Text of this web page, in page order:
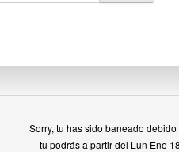
Sorry, tu has sido baneado
tu podrás a partir del Lun Ene